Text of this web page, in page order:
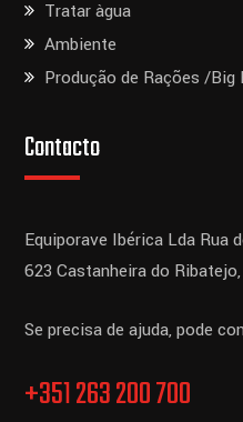
Tratar àgua
Ambiente
Produção de Rações /Big
Contacto
Equiporave Ibérica LdaRua
623 Castanheira do Ribatejo,
Se precisa de ajuda, pode
+351 263 200 700